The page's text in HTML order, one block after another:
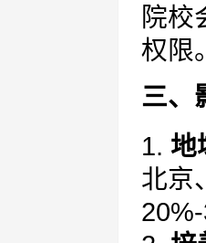
院校
权限。
三、
1. 地
北京
20%-